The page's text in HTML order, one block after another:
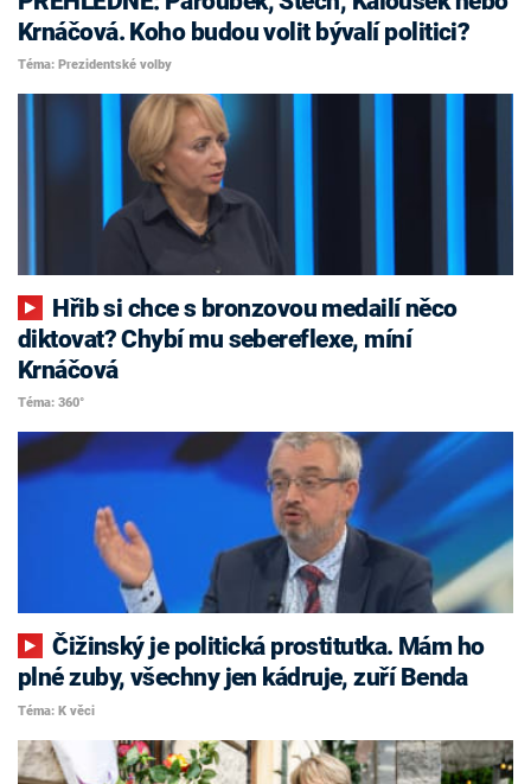
Krnáčová. Koho budou volit bývalí politici?
Téma: Prezidentské volby
diktovat? Chybí mu sebereflexe, míní
Krnáčová
Téma: 360°
Čižinský je politická prostitutka. Mám ho
plné zuby, všechny jen kádruje, zuří Benda
Téma: K věci